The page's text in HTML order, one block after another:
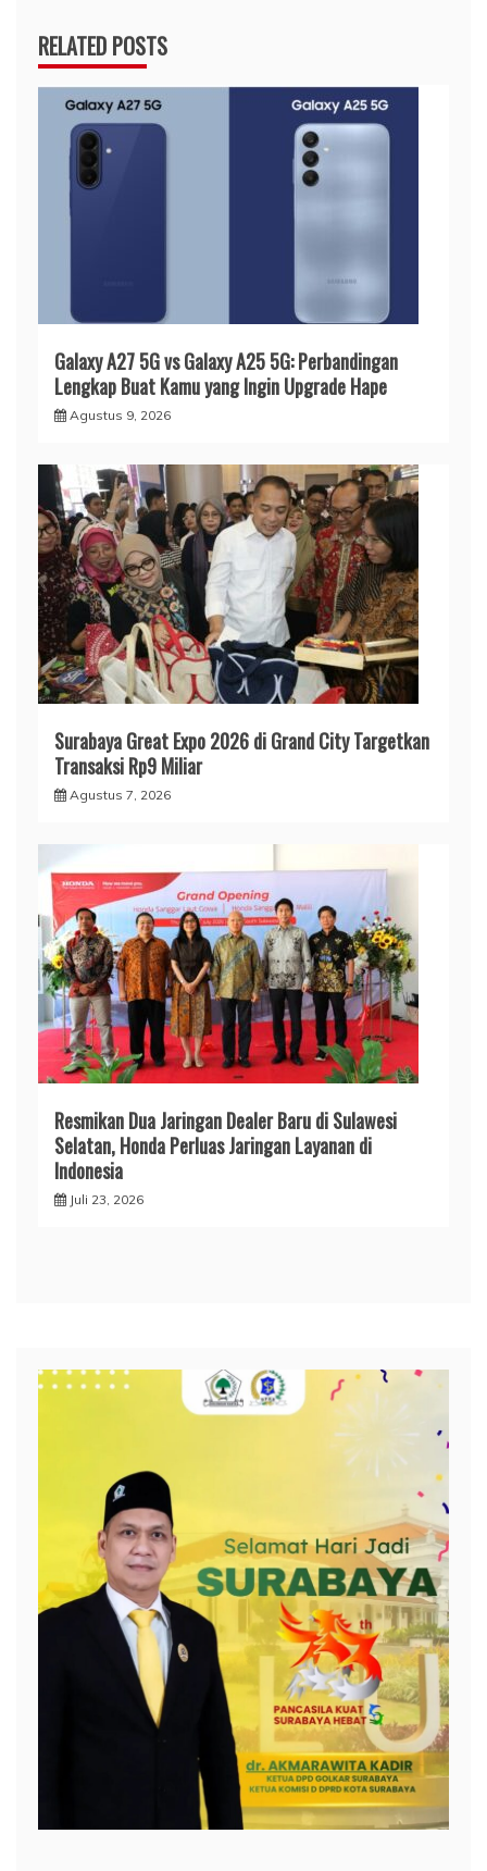
RELATED POSTS
Galaxy A27 5G vs Galaxy A25 5G: Perbandingan
Lengkap Buat Kamu yang Ingin Upgrade Hape
Agustus 9, 2026
Surabaya Great Expo 2026 di Grand City Targetkan
Transaksi Rp9 Miliar
Agustus 7, 2026
Resmikan Dua Jaringan Dealer Baru di Sulawesi
Selatan, Honda Perluas Jaringan Layanan di
Indonesia
Juli 23, 2026